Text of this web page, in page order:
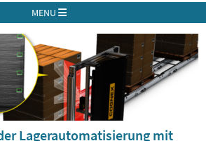
Lagerautomatisierung mit
Standard- Logistiklösungen